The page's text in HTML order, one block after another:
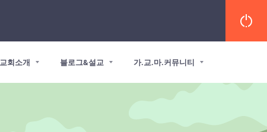
교회소개 블로그&설교 가.교.마.커뮤니티